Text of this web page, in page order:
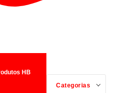
HB
Categorias